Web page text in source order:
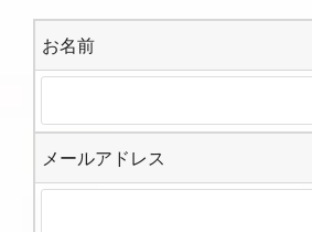
お名前
メールアドレス